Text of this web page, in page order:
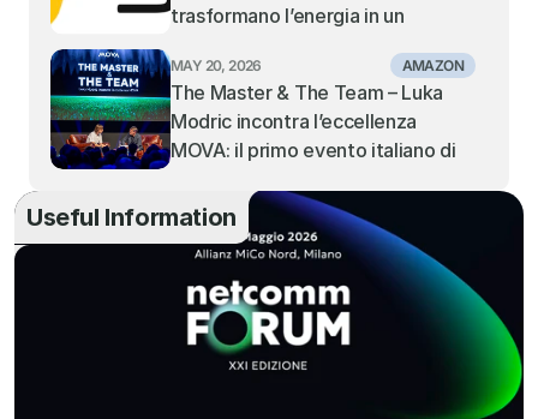
trasformano l’energia in un
di Elmec Solar.
MAY 20, 2026 AMAZON
The Master & The Team – Luka
Modric incontra l’eccellenza
MOVA: il primo evento italiano di
Alcione di Milano
Useful Information